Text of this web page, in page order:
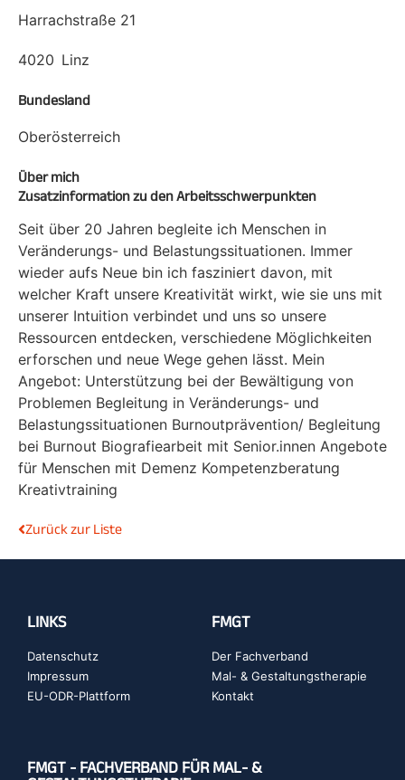
Harrachstraße 21
4020 Linz
Bundesland
Oberösterreich
Über mich
Zusatzinformation zu den Arbeitsschwerpunkten
Seit über 20 Jahren begleite ich Menschen in
Veränderungs- und Belastungssituationen. Immer
wieder aufs Neue bin ich fasziniert davon, mit
welcher Kraft unsere Kreativität wirkt, wie sie uns mit
unserer Intuition verbindet und uns so unsere
Ressourcen entdecken, verschiedene Möglichkeiten
erforschen und neue Wege gehen lässt. Mein
Angebot: Unterstützung bei der Bewältigung von
Problemen Begleitung in Veränderungs- und
Belastungssituationen Burnoutprävention/ Begleitung
bei Burnout Biografiearbeit mit Senior.innen Angebote
für Menschen mit Demenz Kompetenzberatung
Kreativtraining
Zurück zur Liste
LINKS
Datenschutz
Impressum
EU-ODR-Plattform
FMGT
Der Fachverband
Mal- & Gestaltungstherapie
Kontakt
FMGT - FACHVERBAND FÜR MAL- &